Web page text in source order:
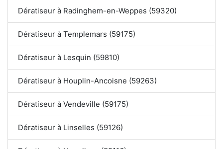
Dératiseur à Radinghem-en-Weppes (59320)
Dératiseur à Templemars (59175)
Dératiseur à Lesquin (59810)
Dératiseur à Houplin-Ancoisne (59263)
Dératiseur à Vendeville (59175)
Dératiseur à Linselles (59126)